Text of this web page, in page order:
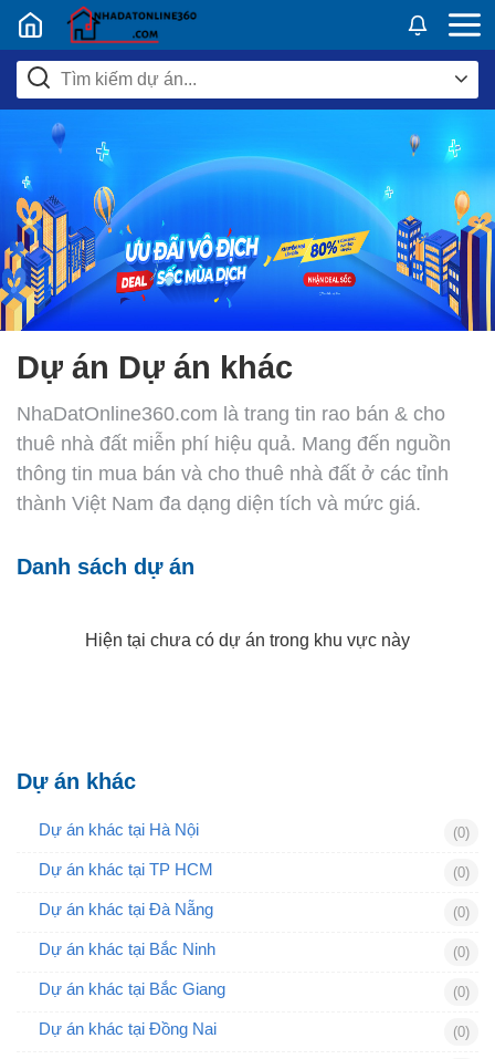
Nhadatban24h.vn
Dự án Dự án khác
NhaDatOnline360.com là trang tin rao bán & cho
thuê nhà đất miễn phí hiệu quả. Mang đến nguồn
thông tin mua bán và cho thuê nhà đất ở các tỉnh
thành Việt Nam đa dạng diện tích và mức giá.
Danh sách dự án
Hiện tại chưa có dự án trong khu vực này
Dự án khác
Dự án khác tại Hà Nội (0)
Dự án khác tại TP HCM (0)
Dự án khác tại Đà Nẵng (0)
Dự án khác tại Bắc Ninh (0)
Dự án khác tại Bắc Giang (0)
Dự án khác tại Đồng Nai (0)